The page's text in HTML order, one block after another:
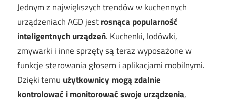
Jednym z największych trendów w kuchennych
urządzeniach AGD jestrosnąca popularność
inteligentnych urządzeń. Kuchenki, lodówki,
zmywarki i inne sprzęty są teraz wyposażone w
funkcje sterowania głosem i aplikacjami mobilnymi.
Dzięki temu użytkownicy mogą zdalnie
kontrolować i monitorować swoje urządzenia,